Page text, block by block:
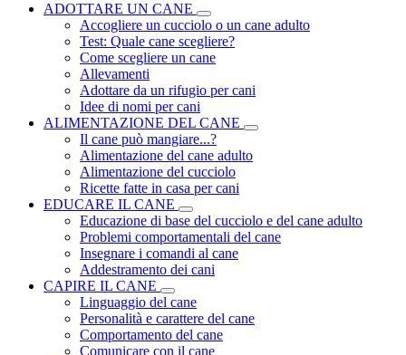
ADOTTARE UN CANE
Accogliere un cucciolo o un cane adulto
Test: Quale cane scegliere?
Come scegliere un cane
Allevamenti
Adottare da un rifugio per cani
Idee di nomi per cani
ALIMENTAZIONE DEL CANE
Il cane può mangiare...?
Alimentazione del cane adulto
Alimentazione del cucciolo
Ricette fatte in casa per cani
EDUCARE IL CANE
Educazione di base del cucciolo e del cane adulto
Problemi comportamentali del cane
Insegnare i comandi al cane
Addestramento dei cani
CAPIRE IL CANE
Linguaggio del cane
Personalità e carattere del cane
Comportamento del cane
Comunicare con il cane